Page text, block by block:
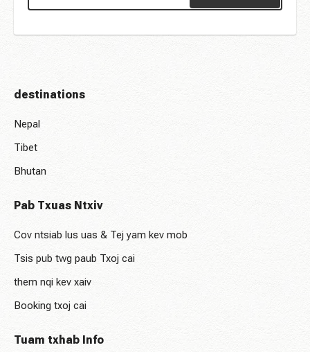
destinations
Nepal
Tibet
Bhutan
Pab Txuas Ntxiv
Cov ntsiab lus uas & Tej yam kev mob
Tsis pub twg paub Txoj cai
them nqi kev xaiv
Booking txoj cai
Tuam txhab Info